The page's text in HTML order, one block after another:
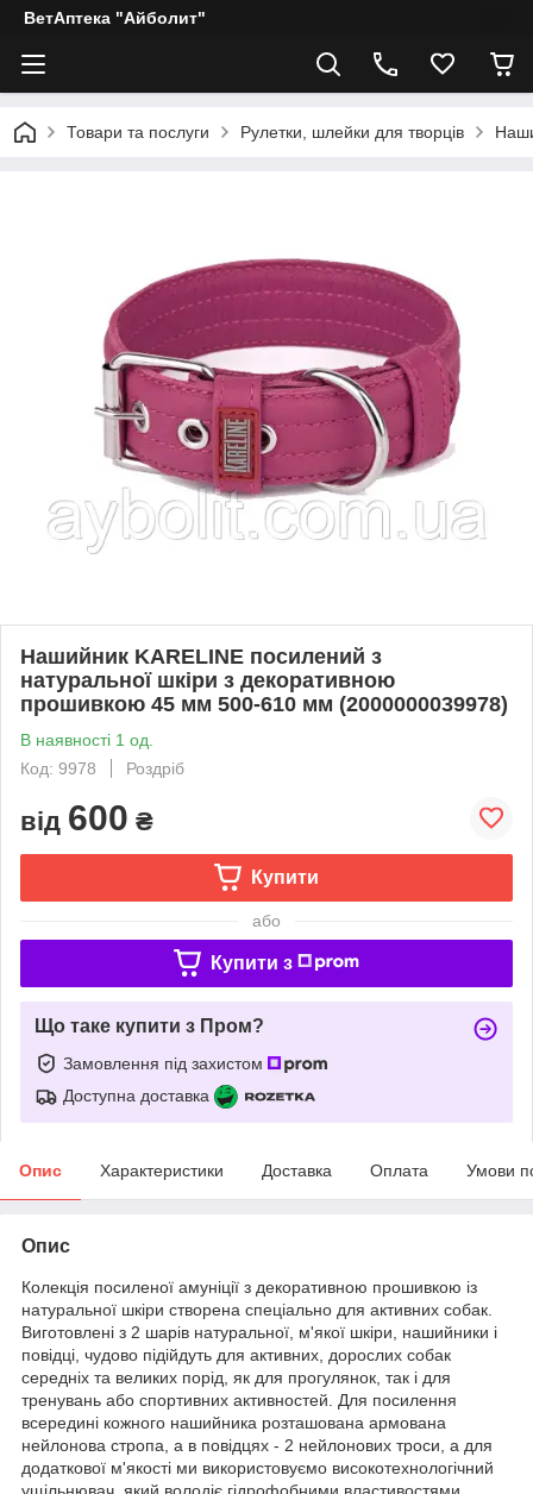
ВетАптека "Айболит"
Товари та послуги Рулетки, шлейки для творців
Нашийник KARELINE посилений з
натуральної шкіри з декоративною
прошивкою 45 мм 500-610 мм (2000000039978)
В наявності 1 од.
Код: 9978
Роздріб
від 600 ₴
Купити
або
Купити з
Що таке купити з Пром?
Замовлення під захистом
Доступна доставка
Опис Характеристики Доставка Оплата Умови
Опис
Колекція посиленої амуніції з декоративною прошивкою із
натуральної шкіри створена спеціально для активних собак.
Виготовлені з 2 шарів натуральної, м'якої шкіри, нашийники і
повідці, чудово підійдуть для активних, дорослих собак
середніх та великих порід, як для прогулянок, так і для
тренувань або спортивних активностей. Для посилення
всередині кожного нашийника розташована армована
нейлонова стропа, а в повідцях - 2 нейлонових троси, а для
додаткової м'якості ми використовуємо високотехнологічний
ущільнювач, який володіє гідрофобними властивостями.